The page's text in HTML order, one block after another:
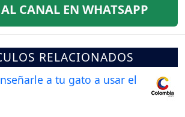
CANAL EN WHATSAPP
RELACIONADOS